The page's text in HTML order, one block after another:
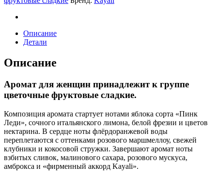
81
quantity
Описание
Детали
Описание
Аромат для женщин принадлежит к группе
цветочные фруктовые сладкие.
Композиция аромата стартует нотами яблока сорта «Пинк
Леди», сочного итальянского лимона, белой фрезии и цветов
нектарина. В сердце ноты флёрдоранжевой воды
переплетаются с оттенками розового маршмеллоу, свежей
клубники и кокосовой стружки. Завершают аромат ноты
взбитых сливок, малинового сахара, розового мускуса,
амброкса и «фирменный аккорд Kayali».